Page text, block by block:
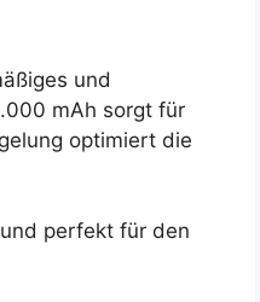
und
mAh sorgt für
optimiert die
perfekt für den